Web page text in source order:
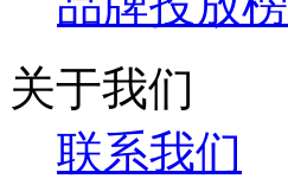
关于我们
联系我们